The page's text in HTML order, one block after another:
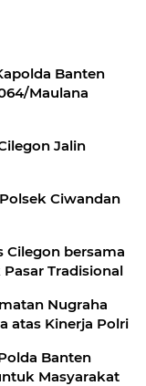
Banten
Maulana
Jalin
Ciwandan
Cilegon bersama
Tradisional
Nugraha
atas Kinerja Polri
Banten
Masyarakat